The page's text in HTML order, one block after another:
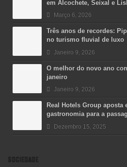
em Alcochete, Seixal e
Março 6, 2026
Três anos de recordes:
no turismo fluvial de luxo
Janeiro 9, 2026
O melhor do novo ano
janeiro
Janeiro 9, 2026
Real Hotels Group aposta
gastronomia para a
Dezembro 15, 2025
SOCIEDADE